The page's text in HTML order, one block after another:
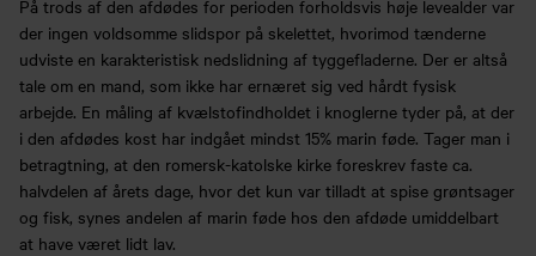
På trods af den afdødes for perioden forholdsvis høje levealder var
der ingen voldsomme slidspor på skelettet, hvorimod tænderne
udviste en karakteristisk nedslidning af tyggefladerne. Der er altså
tale om en mand, som ikke har ernæret sig ved hårdt fysisk
arbejde. En måling af kvælstofindholdet i knoglerne tyder på, at der
i den afdødes kost har indgået mindst 15% marin føde. Tager man i
betragtning, at den romersk-katolske kirke foreskrev faste ca.
halvdelen af årets dage, hvor det kun var tilladt at spise grøntsager
og fisk, synes andelen af marin føde hos den afdøde umiddelbart
at have været lidt lav.